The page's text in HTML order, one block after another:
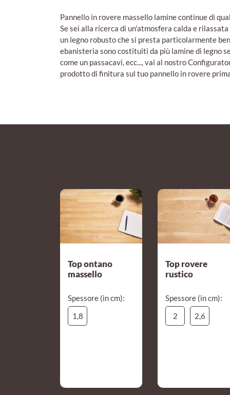
Pannello in rovere massello lamine continue di
Se sei alla ricerca di un'atmosfera calda e
un legno robusto che si presta particolarmente
ebanisteria sono costituiti da più lamine di legno
come un passacavi, ecc..., vai al nostro
prodotto di finitura sul tuo pannello in rovere
Top ontano
massello
Spessore (in cm):
1,8
Top rovere
rustico
Spessore (in cm):
2
2,6